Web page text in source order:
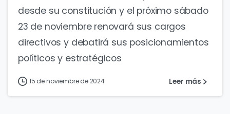
desde su constitución y el próximo sábado
23 de noviembre renovará sus cargos
directivos y debatirá sus posicionamientos
políticos y estratégicos
15 de noviembre de 2024 Leer más